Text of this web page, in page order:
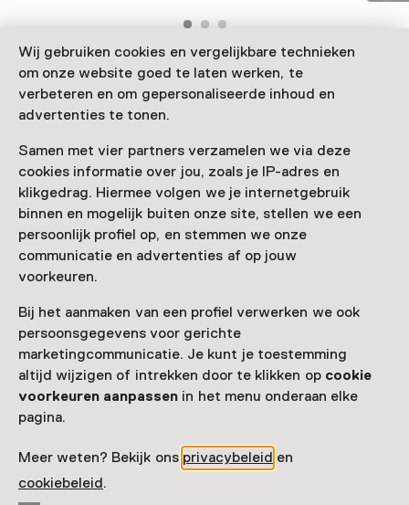
Wij gebruiken cookies en vergelijkbare technieken
om onze website goed te laten werken, te
verbeteren en om gepersonaliseerde inhoud en
advertenties te tonen.
Samen met vier partners verzamelen we via deze
cookies informatie over jou, zoals je IP-adres en
klikgedrag. Hiermee volgen we je internetgebruik
binnen en mogelijk buiten onze site, stellen we een
persoonlijk profiel op, en stemmen we onze
communicatie en advertenties af op jouw
voorkeuren.
Bij het aanmaken van een profiel verwerken we ook
persoonsgegevens voor gerichte
marketingcommunicatie. Je kunt je toestemming
altijd wijzigen of intrekken door te klikken op cookie
voorkeuren aanpassen in het menu onderaan elke
pagina.
Meer weten? Bekijk ons privacybeleid en
cookiebeleid.
Blei, Tinte und ratternde Druckmaschinen. Die
Maschinen im Drukkerijmuseum Meppel sind täglich in
Kinder können sich in der Kinderdruckerei selbst an die
Arbeit machen.
Verder lezen
Toegang
Museumkaart
Nog geen Museumkaart?
Museumkaart of ticket kopen
Faciliteiten
MuseumwinkelRolstoeltoegankelijk